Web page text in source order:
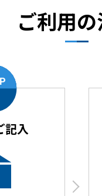
ご利用
記入